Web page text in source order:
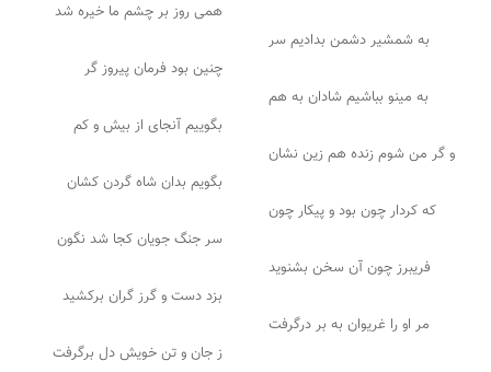
همی روز بر چشم ما خیره شد
به شمشیر دشمن بدادیم سر
چنین بود فرمان پیروز گر
به مینو بباشیم شادان به هم
بگوییم آنجای از بیش و کم
و گر من شوم زنده هم زین نشان
بگویم بدان شاه گردن کشان
که کردار چون بود و پیکار چون
سر جنگ جویان کجا شد نگون
فریبرز چون آن سخن بشنوید
بزد دست و گرز گران برکشید
مر او را غریوان به بر درگرفت
ز جان و تن خویش دل برگرفت